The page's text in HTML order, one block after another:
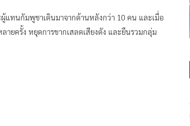
ทนกัมพูชาเดินมาจากด้านหลังกว่า 10 คน และเมื่อ
ายครั้ง หยุดการขากเสลดเสียงดัง และยืนรวมกลุ่ม